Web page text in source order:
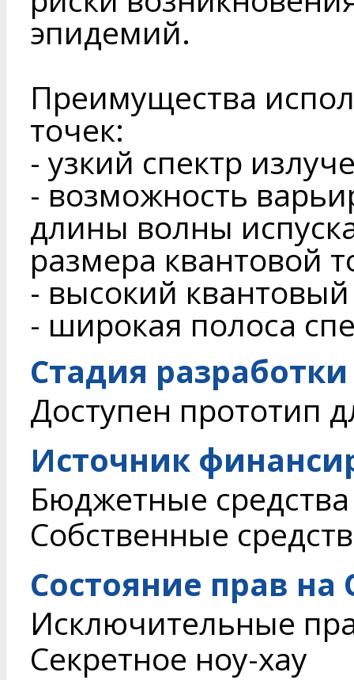
эпидемий.
Преимущества
точек:
- узкий спектр
- возможность
длины волны
размера квантовой
- высокий
- широкая полоса
Стадия разработки
Доступен прототип
Источник
Бюджетные средства
Собственные
Состояние прав на
Исключительные
Секретное ноу-хау